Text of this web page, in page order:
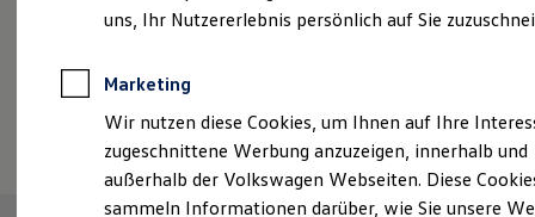
Behörden
Anpfiff zum Gewinn
Elektroautos
ID. Tutorials
Elektrofahrzeugkonzepte
Impressum & Rechtliches)
uns, Ihr Nutzererlebnis persönlich auf Sie
Marketing
Wir nutzen diese Cookies, um Ihnen auf Ihre
zugeschnittene Werbung anzuzeigen, innerhalb und
außerhalb der Volkswagen Webseiten. Diese
sammeln Informationen darüber, wie Sie unsere